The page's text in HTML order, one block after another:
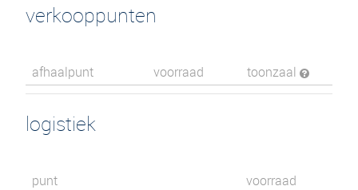
verkooppunten
afhaalpunt voorraad toonzaal
logistiek
punt voorraad